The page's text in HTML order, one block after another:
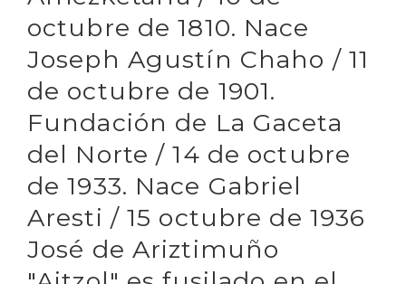
octubre de 1810. Nace
Joseph Agustín Chaho / 11
de octubre de 1901.
Fundación de La Gaceta
del Norte / 14 de octubre
de 1933. Nace Gabriel
Aresti / 15 octubre de 1936
José de Ariztimuño